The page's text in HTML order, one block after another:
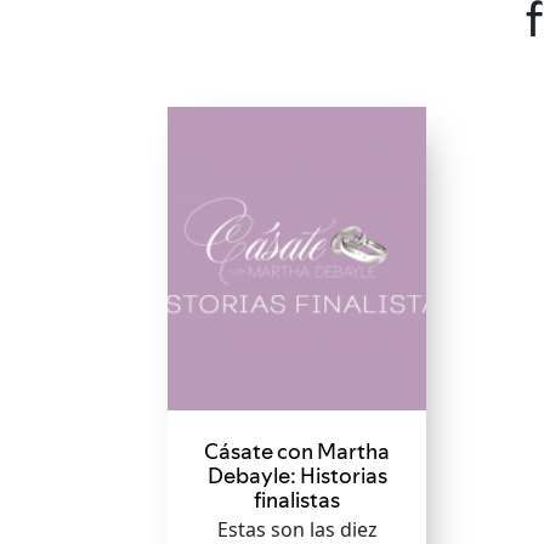
Cásate con Martha
Debayle: Historias
finalistas
Estas son las diez